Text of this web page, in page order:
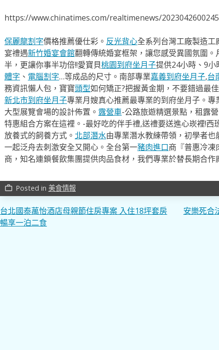
https://www.chinatimes.com/realtimenews/
保麗龍割字價格推薦優仕彩。 反光背心全系列台灣工廠製造
宴禮遇新竹婚宴會館翻轉傳統婚宴框架，讓您感受異國氛圍。
半，更讓你事半功倍!!愛寶貝桃園到府坐月子提供24小時、9
體字 、 電腦割字…等成品的尺寸。南部專業嘉義到府坐月子,台
務資訊懶人包，寶寶頭型如何矯正?把握黃金期，不要錯過最
新北市到府坐月子專業月嫂真心推薦最專業的到府坐月子。專
大型展覽會場的設計佈置。 露營車-公路旅遊精選景點，租露
特惠組合方案在這裡。-最好吃的伴手禮,送禮要送進心崁裡!西
放養式的飼養方式。 北部潛水由專業潛水教練帶領，初學者
一起泛舟去​刺激安全又開心。全台第一豬肉進口商『普惠冷凍
商，知名連鎖餐飲集團提供肉品食材，我們專業於替長期合作
work_outline Posted in 美食情報
文
章
台北國泰萬怡酒店母親節住房專案 入住18坪套房
暢享一泊二食
安樂死合